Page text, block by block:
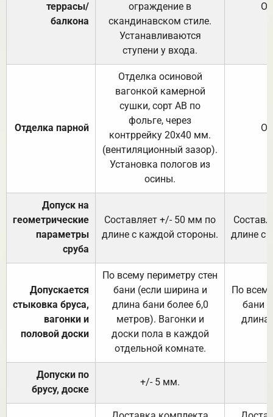
террасы/
балкона
ограждение в
скандинавском стиле.
Устанавливаются
ступени у входа.
Отделка парной
Отделка осиновой
вагонкой камерной
сушки, сорт АВ по
фольге, через
контррейку 20х40 мм.
(вентиляционный зазор).
Установка пологов из
осины.
Допуск на
геометрические
параметры
сруба
Составляет +/- 50 мм по
длине с каждой стороны.
длине с
Допускается
стыковка бруса,
вагонки и
половой доски
По всему периметру стен
бани (если ширина и
длина бани более 6,0
метров). Вагонки и
доски пола в каждой
отдельной комнате.
По
бани
длина
Допуски по
брусу, доске
+/- 5 мм.